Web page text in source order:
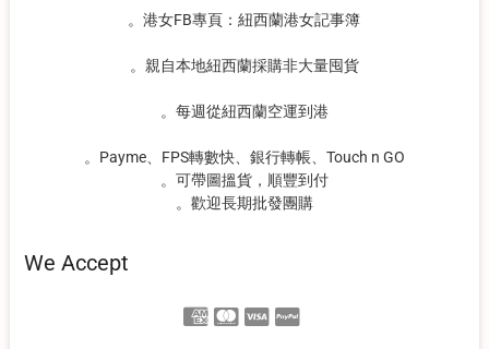
。港女FB專頁：紐西蘭港女記事簿
。親自本地紐西蘭採購非大量囤貨
。每週從紐西蘭空運到港
。Payme、FPS轉數快、銀行轉帳、Touch n GO
。可帶圖搵貨，順豐到付
。歡迎長期批發團購
We Accept